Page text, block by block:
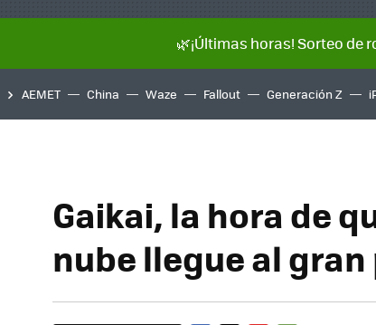
🌿¡Últimas horas! Sorteo de
AEMET China Waze Fallout Generación Z
Gaikai, la hora de
nube llegue al